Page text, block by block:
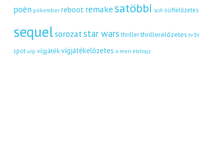
poén pókember reboot remakesatöbbi scifi scifielőzetes
sequelsorozatstar wars thriller thrillerelőzetes tv tv
spot uip vígjátékvígjátékelőzetes x men életrajz